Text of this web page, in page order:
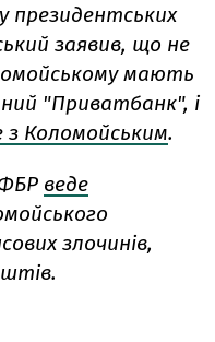
президентських
заявив, що не
мають
"Приватбанк", і
з Коломойським.
веде
злочинів,